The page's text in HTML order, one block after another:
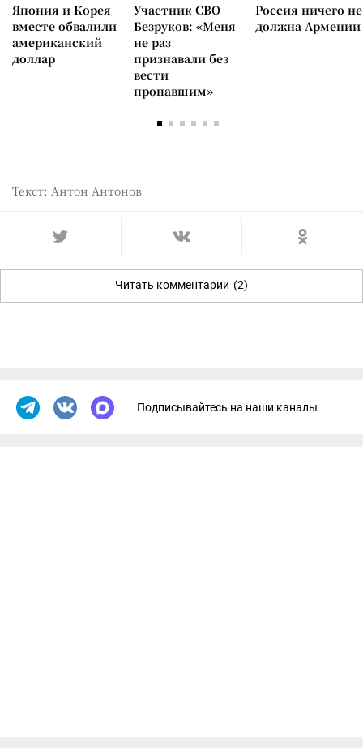
Япония и Корея
вместе обвалили
американский
доллар
Участник СВО
Безруков: «Меня
не раз
признавали без
вести
пропавшим»
Россия ничего не
должна Армении
Текст: Антон Антонов
Читать комментарии (2)
Подписывайтесь на наши каналы